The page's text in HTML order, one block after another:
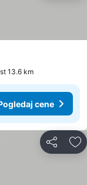
13.6 km
cene
Deli